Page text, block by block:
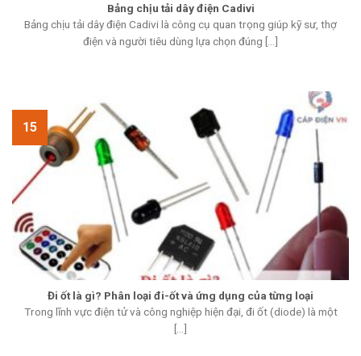
Bảng chịu tải dây điện Cadivi
Bảng chịu tải dây điện Cadivi là công cụ quan trọng giúp kỹ sư, thợ
điện và người tiêu dùng lựa chọn đúng [...]
Đi ốt là gì? Phân loại đi-ốt và ứng dụng của từng loại
Trong lĩnh vực điện tử và công nghiệp hiện đại, đi ốt (diode) là một
[...]
15